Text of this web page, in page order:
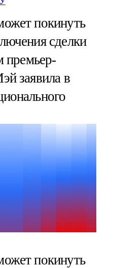
покинуть
сделки
премьер-
заявила в
покинуть